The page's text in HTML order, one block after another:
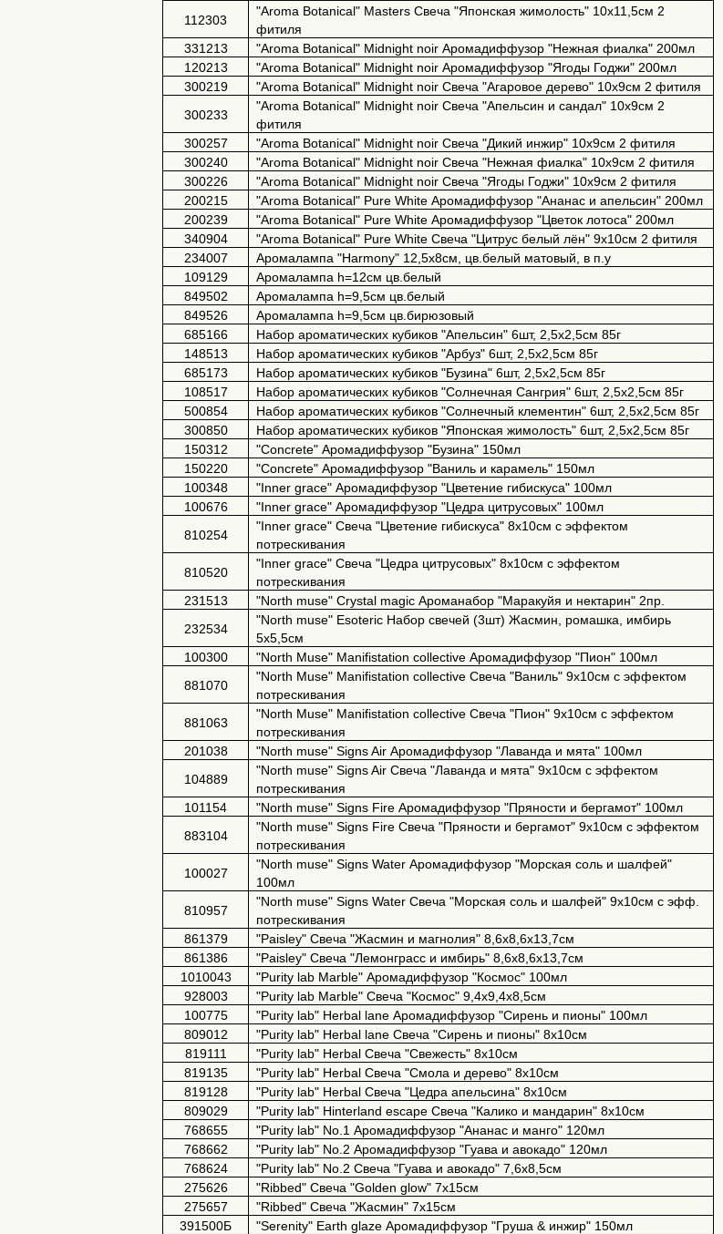
112303
"Aroma Botanical" Masters Свеча "Японская жимолость" 10х11,5см 2
фитиля
331213
"Aroma Botanical" Midnight noir Аромадиффузор "Нежная фиалка" 200мл
120213
"Aroma Botanical" Midnight noir Аромадиффузор "Ягоды Годжи" 200мл
300219
"Aroma Botanical" Midnight noir Свеча "Агаровое дерево" 10х9см 2 фитиля
300233
"Aroma Botanical" Midnight noir Свеча "Апельсин и сандал" 10х9см 2
фитиля
300257
"Aroma Botanical" Midnight noir Свеча "Дикий инжир" 10х9см 2 фитиля
300240
"Aroma Botanical" Midnight noir Свеча "Нежная фиалка" 10х9см 2 фитиля
300226
"Aroma Botanical" Midnight noir Свеча "Ягоды Годжи" 10х9см 2 фитиля
200215
"Aroma Botanical" Pure White Аромадиффузор "Ананас и апельсин" 200мл
200239
"Aroma Botanical" Pure White Аромадиффузор "Цветок лотоса" 200мл
340904
"Aroma Botanical" Pure White Свеча "Цитрус белый лён" 9х10см 2 фитиля
234007
Аромалампа "Harmony" 12,5х8см, цв.белый матовый, в п.у
109129
Аромалампа h=12см цв.белый
849502
Аромалампа h=9,5см цв.белый
849526
Аромалампа h=9,5см цв.бирюзовый
685166
Набор ароматических кубиков "Апельсин" 6шт, 2,5х2,5см 85г
148513
Набор ароматических кубиков "Арбуз" 6шт, 2,5х2,5см 85г
685173
Набор ароматических кубиков "Бузина" 6шт, 2,5х2,5см 85г
108517
Набор ароматических кубиков "Солнечная Сангрия" 6шт, 2,5х2,5см 85г
500854
Набор ароматических кубиков "Солнечный клементин" 6шт, 2,5х2,5см 85г
300850
Набор ароматических кубиков "Японская жимолость" 6шт, 2,5х2,5см 85г
150312
"Concrete" Аромадиффузор "Бузина" 150мл
150220
"Concrete" Аромадиффузор "Ваниль и карамель" 150мл
100348
"Inner grace" Аромадиффузор "Цветение гибискуса" 100мл
100676
"Inner grace" Аромадиффузор "Цедра цитрусовых" 100мл
810254
"Inner grace" Свеча "Цветение гибискуса" 8х10см с эффектом
потрескивания
810520
"Inner grace" Свеча "Цедра цитрусовых" 8х10см с эффектом
потрескивания
231513
"North muse" Crystal magic Ароманабор "Маракуйя и нектарин" 2пр.
232534
"North muse" Esoteric Набор свечей (3шт) Жасмин, ромашка, имбирь
5х5,5см
100300
"North Muse" Manifistation collective Аромадиффузор"Пион" 100мл
881070
"North Muse" Manifistation collective Свеча "Ваниль" 9х10см с эффектом
потрескивания
881063
"North Muse" Manifistation collective Свеча "Пион" 9х10см с эффектом
потрескивания
201038
"North muse" Signs Air Аромадиффузор "Лаванда и мята" 100мл
104889
"North muse" Signs Air Свеча "Лаванда и мята" 9х10см с эффектом
потрескивания
101154
"North muse" Signs Fire Аромадиффузор "Пряности и бергамот" 100мл
883104
"North muse" Signs Fire Свеча "Пряности и бергамот" 9х10см с эффектом
потрескивания
100027
"North muse" Signs Water Аромадиффузор "Морская соль и шалфей"
100мл
810957
"North muse" Signs Water Свеча "Морская соль и шалфей" 9х10см с эфф.
потрескивания
861379
"Paisley" Свеча "Жасмин и магнолия" 8,6х8,6х13,7см
861386
"Paisley" Свеча "Лемонграсс и имбирь" 8,6х8,6х13,7см
1010043
"Purity lab Marble" Аромадиффузор "Космос" 100мл
928003
"Purity lab Marble" Свеча "Космос" 9,4х9,4х8,5см
100775
"Purity lab" Herbal lane Аромадиффузор "Сирень и пионы" 100мл
809012
"Purity lab" Herbal lane Свеча "Сирень и пионы" 8х10см
819111
"Purity lab" Herbal Свеча "Свежесть" 8х10см
819135
"Purity lab" Herbal Свеча "Смола и дерево" 8х10см
819128
"Purity lab" Herbal Свеча "Цедра апельсина" 8х10см
809029
"Purity lab" Hinterland escape Свеча "Калико и мандарин" 8х10см
768655
"Purity lab" No.1 Аромадиффузор "Ананас и манго" 120мл
768662
"Purity lab" No.2 Аромадиффузор "Гуава и авокадо" 120мл
768624
"Purity lab" No.2 Свеча "Гуава и авокадо" 7,6х8,5см
275626
"Ribbed" Свеча "Golden glow" 7х15см
275657
"Ribbed" Свеча "Жасмин" 7х15см
391500Б
"Serenity" Earth glaze Аромадиффузор "Груша & инжир" 150мл